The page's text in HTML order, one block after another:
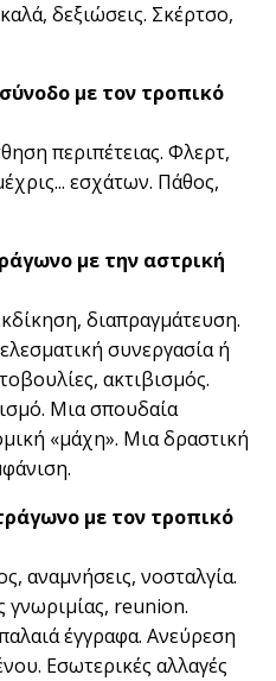
δεξιώσεις. Σκέρτσο,
με τον τροπικό
περιπέτειας. Φλερτ,
εσχάτων. Πάθος,
με την αστρική
διαπραγμάτευση.
συνεργασία ή
ακτιβισμός.
Μια σπουδαία
«μάχη». Μια δραστική
με τον τροπικό
αναμνήσεις, νοσταλγία.
reunion.
έγγραφα. Ανεύρεση
Εσωτερικές αλλαγές